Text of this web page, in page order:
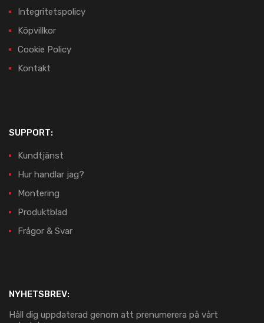
Integritetspolicy
Köpvillkor
Cookie Policy
Kontakt
SUPPORT:
Kundtjänst
Hur handlar jag?
Montering
Produktblad
Frågor & Svar
NYHETSBREV:
Håll dig uppdaterad genom att prenumerera på vårt